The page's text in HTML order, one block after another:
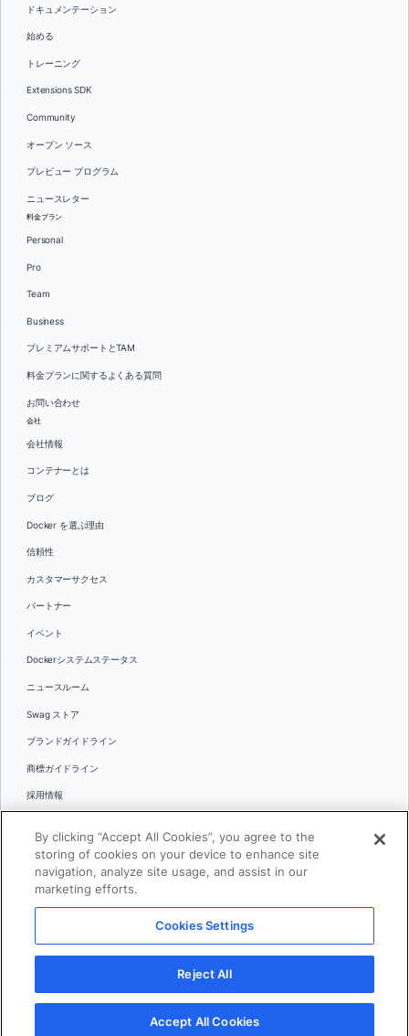
ドキュメンテーション
始める
トレーニング
Extensions SDK
Community
オープン ソース
プレビュー プログラム
ニュースレター
料金プラン
Personal
Pro
Team
Business
プレミアムサポートとTAM
料金プランに関するよくある質問
お問い合わせ
会社
会社情報
コンテナーとは
ブログ
Docker を選ぶ理由
信頼性
カスタマーサクセス
パートナー
イベント
Dockerシステムステータス
ニュースルーム
Swag ストア
ブランドガイドライン
商標ガイドライン
採用情報
言語
日本語
© 2026 Docker Inc.全著作権所有
利用規約(英語)
プライバシー
Cookies Settings
By clicking “Accept All Cookies”, you agree to the
storing of cookies on your device to enhance site
navigation, analyze site usage, and assist in our
marketing efforts.
Cookies Settings
Reject All
Accept All Cookies